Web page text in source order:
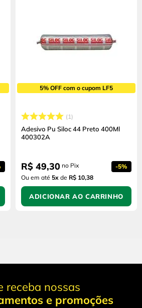
5% OFF com o cupom LF5
1
Adesivo Pu Siloc 44 Preto 400Ml
400302A
R$ 49,30 no Pix -5%
Ou em até 5x de R$ 10,38
ADICIONAR AO CARRINHO
receba nossas
e promoções